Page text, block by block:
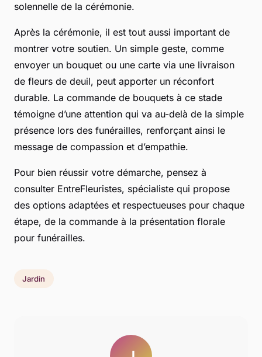
solennelle de la cérémonie.
Après la cérémonie, il est tout aussi important de
montrer votre soutien. Un simple geste, comme
envoyer un bouquet ou une carte via une livraison
de fleurs de deuil, peut apporter un réconfort
durable. La commande de bouquets à ce stade
témoigne d’une attention qui va au-delà de la simple
présence lors des funérailles, renforçant ainsi le
message de compassion et d’empathie.
Pour bien réussir votre démarche, pensez à
consulter EntreFleuristes, spécialiste qui propose
des options adaptées et respectueuses pour chaque
étape, de la commande à la présentation florale
pour funérailles.
Jardin